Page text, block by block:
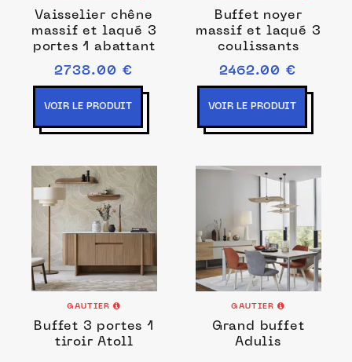
Vaisselier chêne
massif et laqué 3
portes 1 abattant
2738.00 €
VOIR LE PRODUIT
Buffet noyer
massif et laqué 3
coulissants
2462.00 €
VOIR LE PRODUIT
GAUTIER
Buffet 3 portes 1
tiroir Atoll
GAUTIER
Grand buffet
Adulis